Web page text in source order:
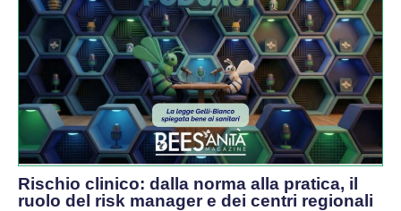
Rischio clinico: dalla norma alla pratica, il
ruolo del risk manager e dei centri regionali